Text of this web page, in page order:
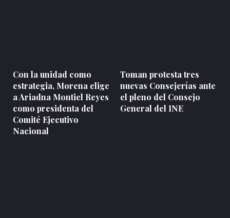
Con la unidad como
estrategia, Morena elige
a Ariadna Montiel Reyes
como presidenta del
Comité Ejecutivo
Nacional
Toman protesta tres
nuevas Consejerías ante
el pleno del Consejo
General del INE